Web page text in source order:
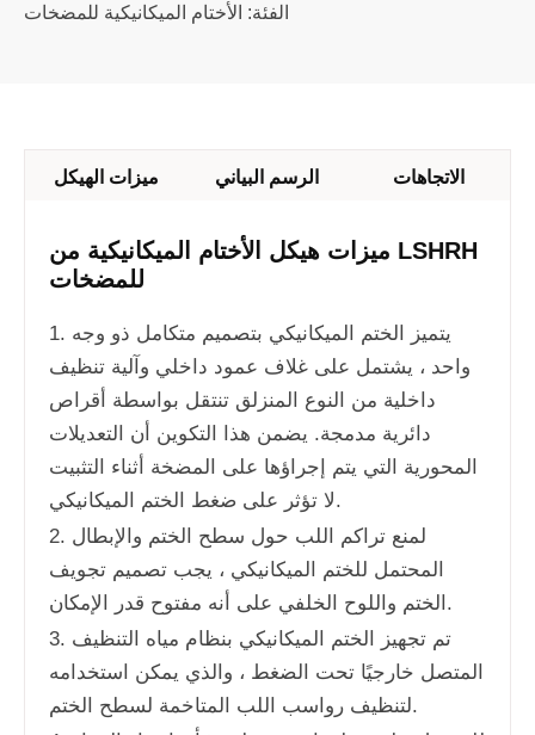
الفئة: الأختام الميكانيكية للمضخات
ميزات الهيكل الرسم البياني الاتجاهات
ميزات هيكل الأختام الميكانيكية من LSHRH
للمضخات
1. يتميز الختم الميكانيكي بتصميم متكامل ذو وجه
واحد ، يشتمل على غلاف عمود داخلي وآلية تنظيف
داخلية من النوع المنزلق تنتقل بواسطة أقراص
دائرية مدمجة. يضمن هذا التكوين أن التعديلات
المحورية التي يتم إجراؤها على المضخة أثناء التثبيت
لا تؤثر على ضغط الختم الميكانيكي.
2. لمنع تراكم اللب حول سطح الختم والإبطال
المحتمل للختم الميكانيكي ، يجب تصميم تجويف
الختم واللوح الخلفي على أنه مفتوح قدر الإمكان.
3. تم تجهيز الختم الميكانيكي بنظام مياه التنظيف
المتصل خارجيًا تحت الضغط ، والذي يمكن استخدامه
لتنظيف رواسب اللب المتاخمة لسطح الختم.